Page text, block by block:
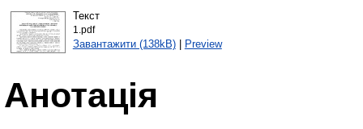
Текст
1.pdf
Завантажити (138kB)| Preview
Анотація